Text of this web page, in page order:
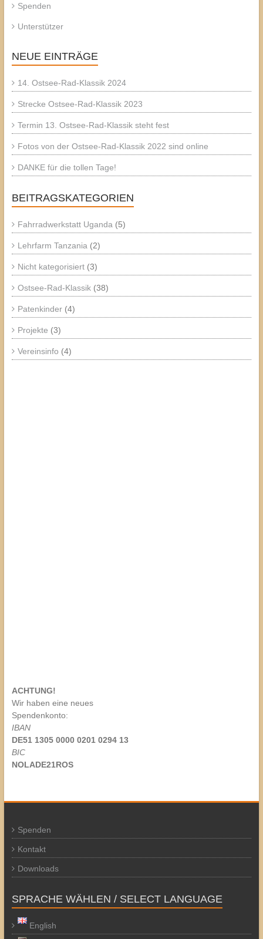
Spenden
Unterstützer
NEUE EINTRÄGE
14. Ostsee-Rad-Klassik 2024
Strecke Ostsee-Rad-Klassik 2023
Termin 13. Ostsee-Rad-Klassik steht fest
Fotos von der Ostsee-Rad-Klassik 2022 sind online
DANKE für die tollen Tage!
BEITRAGSKATEGORIEN
Fahrradwerkstatt Uganda (5)
Lehrfarm Tanzania (2)
Nicht kategorisiert(3)
Ostsee-Rad-Klassik(38)
Patenkinder(4)
Projekte (3)
Vereinsinfo (4)
ACHTUNG!
Wir haben eine neues
Spendenkonto:
IBAN
DE51 1305 0000 0201 0294 13
BIC
NOLADE21ROS
Spenden
Kontakt
Downloads
SPRACHE WÄHLEN / SELECT LANGUAGE
English